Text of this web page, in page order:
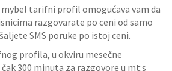
tarifni profil omogućava vam da
razgovarate po ceni od samo
SMS poruke po istoj ceni.
profila, u okviru mesečne
300 minuta za razgovore u mt:s